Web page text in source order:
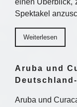
einen Überblick,
Spektakel
Weiterlesen
Aruba und
Aruba und